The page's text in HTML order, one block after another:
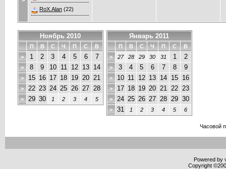
RoX.Alan (22)
Ноябрь 2010
П В С Ч П С
В
>
1 2 3 4 5 6 7
> 8 9 10 11 12 13 14
> 15 16 17 18 19 20 21
> 22 23 24 25 26 27 28
> 29 30 1 2 3 4 5
Январь 2011
П В С Ч П С
В
>
27 28 29 30 31 1 2
> 3 4 5 6 7 8 9
> 10 11 12 13 14 15 16
> 17 18 19 20 21 22 23
> 24 25 26 27 28 29 30
> 31 1 2 3 4 5 6
Часовой
Powered by
Copyright